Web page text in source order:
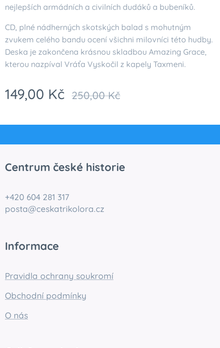
nejlepších armádních a civilních dudáků a bubeníků.
CD, plné nádherných skotských balad s mohutným
zvukem celého bandu ocení všichni milovníci této hudby.
Deska je zakončena krásnou skladbou Amazing Grace,
kterou nazpíval Vráťa Vyskočil z kapely Taxmeni.
149,00 Kč 250,00Kč
Centrum české historie
+420 604 281 317
posta@ceskatrikolora.cz
Informace
Pravidla ochrany soukromí
Obchodní podmínky
O nás